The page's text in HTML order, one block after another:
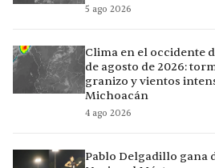
5 ago 2026
Clima en el occidente
de agosto de 2026:
granizo y vientos
Michoacán
4 ago 2026
Pablo Delgadillo gana